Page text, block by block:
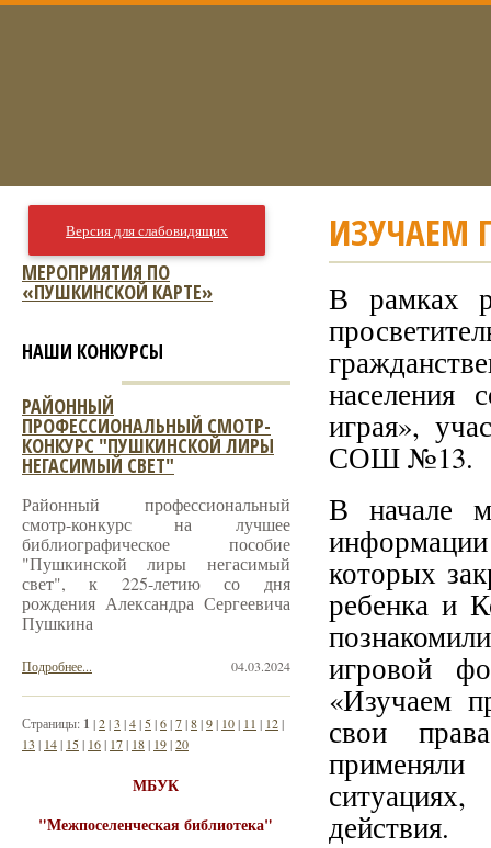
ИЗУЧАЕМ
В рамках
населения
играя»,
СОШ №13.
В начале
которых
ребенка и
игровой
«Изучаем
свои
действия.
Версия для слабовидящих
МЕРОПРИЯТИЯ ПО
«ПУШКИНСКОЙ КАРТЕ»
НАШИ КОНКУРСЫ
РАЙОННЫЙ
ПРОФЕССИОНАЛЬНЫЙ СМОТР-
КОНКУРС "ПУШКИНСКОЙ ЛИРЫ
НЕГАСИМЫЙ СВЕТ"
Районный профессиональный
смотр-конкурс на лучшее
библиографическое пособие
"Пушкинской лиры негасимый
свет", к 225-летию со дня
рождения Александра Сергеевича
Пушкина
04.03.2024
Подробнее...
Страницы: 1 |2|3 |4| 5|6|7|8|9| 10| 11 | 12|
13 | 14| 15| 16| 17| 18| 19|20
МБУК
"Межпоселенческая библиотека"